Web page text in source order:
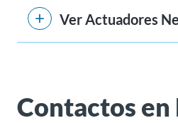
Ver Actuadores
Contactos en